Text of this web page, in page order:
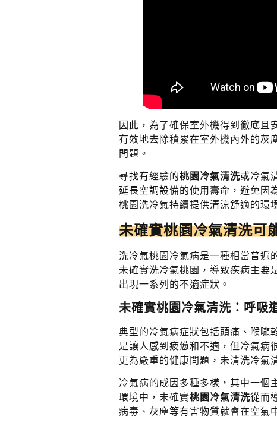
因此，為了確保室外機得到徹底且
有效地去除積累在室外機內外的灰
問題。
尋找有經驗的桃園冷氣清洗或冷氣
延長空調設備的使用壽命，避免因
桃園洗冷氣持續提供清涼舒適的環
未確實桃園冷氣清洗可
洗冷氣桃園冷氣病是一種相當普遍
未確實洗冷氣桃園，導致疾病主要
出現一系列的不適症狀。
未確實桃園冷氣清洗：呼吸
典型的冷氣病症狀包括頭痛、喉嚨
是讓人感到疲憊和不適，但冷氣病
更為嚴重的健康問題，未清洗冷氣
冷氣病的成因多種多樣，其中一個
環境中，未確實桃園冷氣清洗從而
病毒、灰塵等有害物質就會在空氣